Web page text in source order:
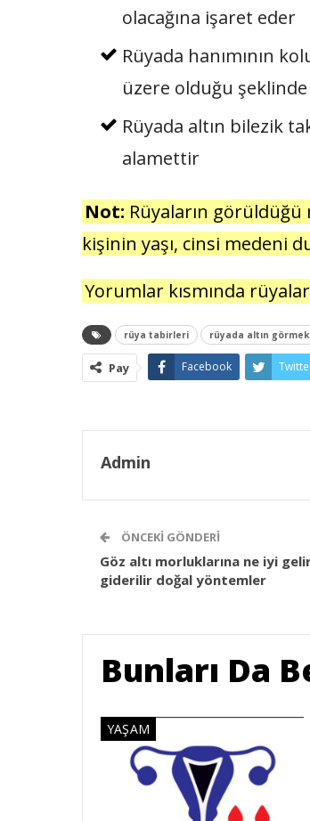
olacağına işaret eder
Rüyada hanımının
üzere olduğu
Rüyada altın bilezik
alamettir
Not: Rüyaların görüldüğü
kişinin yaşı, cinsi medeni
Yorumlar kısmında
rüya tabirleri rüyada altın görmek
Pay Facebook
Admin
ÖNCEKI GÖNDERI
Göz altı morluklarına ne iyi
giderilir doğal yöntemler
Bunları Da
YAŞAM